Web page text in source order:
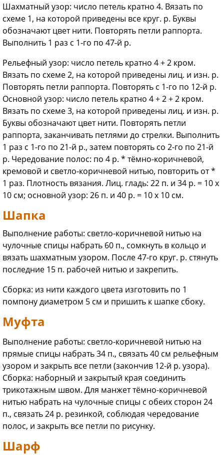
Шахматный узор: число петель кратно 4. Вязать по
схеме 1, на которой приведены все круг. р. Буквы
обозначают цвет нити. Повторять петли раппорта.
Выполнить 1 раз с 1-го по 47-й р.
Рельефный узор: число петель кратно 4 + 2 кром.
Вязать по схеме 2, на которой приведены лиц. и изн. р.
Повторять петли раппорта. Повторять с 1-го по 12-й р.
Основной узор: число петель кратно 4 + 2 + 2 кром.
Вязать по схеме 3, на которой приведены лиц. и изн. р.
Буквы обозначают цвет нити. Повторять петли
раппорта, заканчивать петлями до стрелки. Выполнить
1 раз с 1-го по 21-й р., затем повторять со 2-го по 21-й
р. Чередование полос: по 4 р. * тёмно-коричневой,
кремовой и светло-коричневой нитью, повторить от *
1 раз. Плотность вязания. Лиц. гладь: 22 п. и 34 р. = 10 х
10 см; основной узор: 26 п. и 40 р. = 10 х 10 см.
Шапка
Выполнение работы: светло-коричневой нитью на
чулочные спицы набрать 60 п., сомкнуть в кольцо и
вязать шахматным узором. После 47-го круг. р. стянуть
последние 15 п. рабочей нитью и закрепить.
Сборка: из нити каждого цвета изготовить по 1
помпону диаметром 5 см и пришить к шапке сбоку.
Муфта
Выполнение работы: светло-коричневой нитью на
прямые спицы набрать 34 п., связать 40 см рельефным
узором и закрыть все петли (закончив 12-й р. узора).
Сборка: наборный и закрытый края соединить
трикотажным швом. Для манжет тёмно-коричневой
нитью набрать на чулочные спицы с обеих сторон 24
п., связать 24 р. резинкой, соблюдая чередование
полос, и закрыть все петли по рисунку.
Шарф